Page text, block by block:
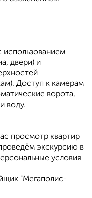
использованием
двери) и
Доступ к камерам
ворота,
воду.
просмотр квартир
экскурсию в
условия
"Мегаполис-